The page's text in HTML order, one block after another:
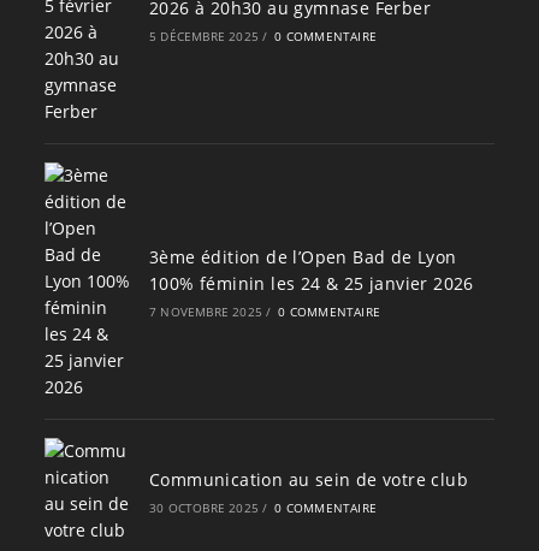
2026 à 20h30 au gymnase Ferber
5 DÉCEMBRE 2025 / 0 COMMENTAIRE
3ème édition de l’Open Bad de Lyon
100% féminin les 24 & 25 janvier 2026
7 NOVEMBRE 2025 / 0 COMMENTAIRE
Communication au sein de votre club
30 OCTOBRE 2025 / 0 COMMENTAIRE